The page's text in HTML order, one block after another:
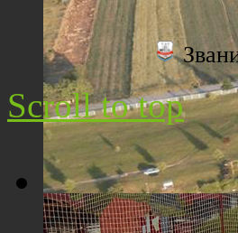
Плажа "Топољар" - Поглед са
Плажа "Топољар" - Поглед из
Scroll to top